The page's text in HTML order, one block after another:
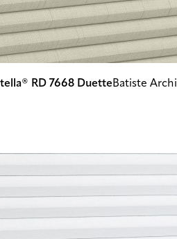
RD 7668 DuetteBatiste